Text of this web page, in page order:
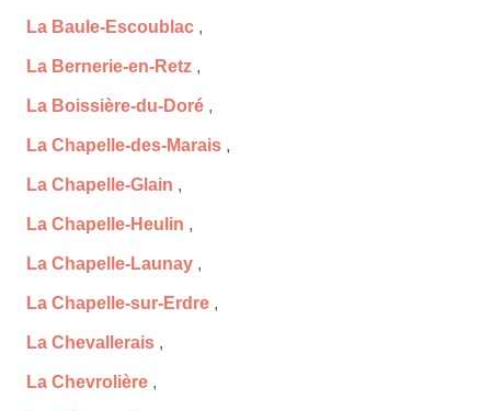
La Baule-Escoublac ,
La Bernerie-en-Retz ,
La Boissière-du-Doré ,
La Chapelle-des-Marais ,
La Chapelle-Glain ,
La Chapelle-Heulin ,
La Chapelle-Launay ,
La Chapelle-sur-Erdre ,
La Chevallerais ,
La Chevrolière ,